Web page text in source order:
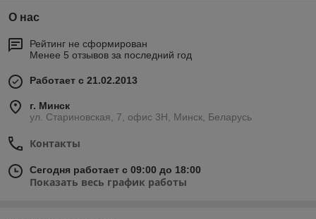
О нас
Рейтинг не сформирован
Менее 5 отзывов за последний год
Работает с 21.02.2013
г. Минск
ул. Стариновская, 7, офис 3Н, Минск, Беларусь
Контакты
Сегодня работает с 09:00 до 18:00
Показать весь график работы